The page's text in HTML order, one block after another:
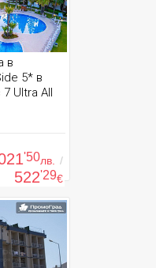
в
5* в
Ultra All
'50лв. /
522'29€